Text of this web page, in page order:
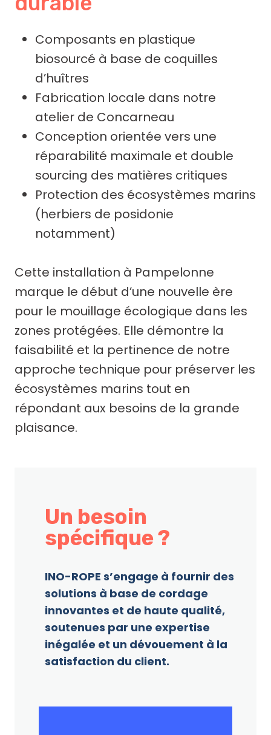
Composants en plastique
biosourcé à base de coquilles
d’huîtres
Fabrication locale dans notre
atelier de Concarneau
Conception orientée vers une
réparabilité maximale et double
sourcing des matières critiques
Protection des écosystèmes marins
(herbiers de posidonie
notamment)
Cette installation à Pampelonne
marque le début d’une nouvelle ère
pour le mouillage écologique dans les
zones protégées. Elle démontre la
faisabilité et la pertinence de notre
approche technique pour préserver les
écosystèmes marins tout en
répondant aux besoins de la grande
plaisance.
Un besoin
spécifique ?
INO-ROPE s’engage à fournir des
solutions à base de cordage
innovantes et de haute qualité,
soutenues par une expertise
inégalée et un dévouement à la
satisfaction du client.